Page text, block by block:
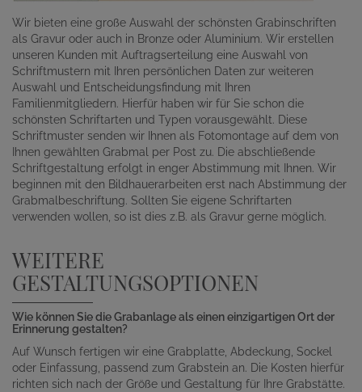
Wir bieten eine große Auswahl der schönsten Grabinschriften
als Gravur oder auch in Bronze oder Aluminium. Wir erstellen
unseren Kunden mit Auftragserteilung eine Auswahl von
Schriftmustern mit Ihren persönlichen Daten zur weiteren
Auswahl und Entscheidungsfindung mit Ihren
Familienmitgliedern. Hierfür haben wir für Sie schon die
schönsten Schriftarten und Typen vorausgewählt. Diese
Schriftmuster senden wir Ihnen als Fotomontage auf dem von
Ihnen gewählten Grabmal per Post zu. Die abschließende
Schriftgestaltung erfolgt in enger Abstimmung mit Ihnen. Wir
beginnen mit den Bildhauerarbeiten erst nach Abstimmung der
Grabmalbeschriftung. Sollten Sie eigene Schriftarten
verwenden wollen, so ist dies z.B. als Gravur gerne möglich.
WEITERE
GESTALTUNGSOPTIONEN
Wie können Sie die Grabanlage als einen einzigartigen Ort der
Erinnerung gestalten?
Auf Wunsch fertigen wir eine Grabplatte, Abdeckung, Sockel
oder Einfassung, passend zum Grabstein an. Die Kosten hierfür
richten sich nach der Größe und Gestaltung für Ihre Grabstätte.